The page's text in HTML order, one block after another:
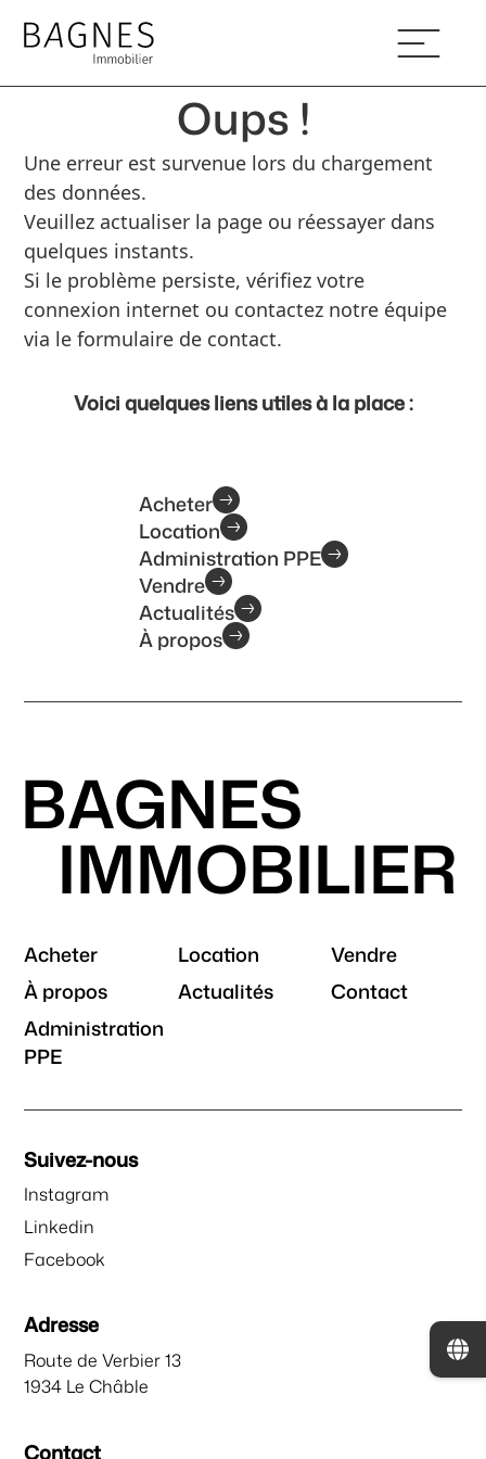
Oups !
Une erreur est survenue lors du chargement
des données.
Veuillez actualiser la page ou réessayer dans
quelques instants.
Si le problème persiste, vérifiez votre
connexion internet ou contactez notre équipe
via le formulaire de contact.
Voici quelques liens utiles à la place :
Acheter
Location
Administration PPE
Vendre
Actualités
À propos
Acheter Location
Vendre
À propos
Actualités
Contact
Administration
PPE
Suivez-nous
Instagram
Linkedin
Facebook
Adresse
Route de Verbier 13
1934 Le Châble
Contact
BAGNES
IMMOBILIER